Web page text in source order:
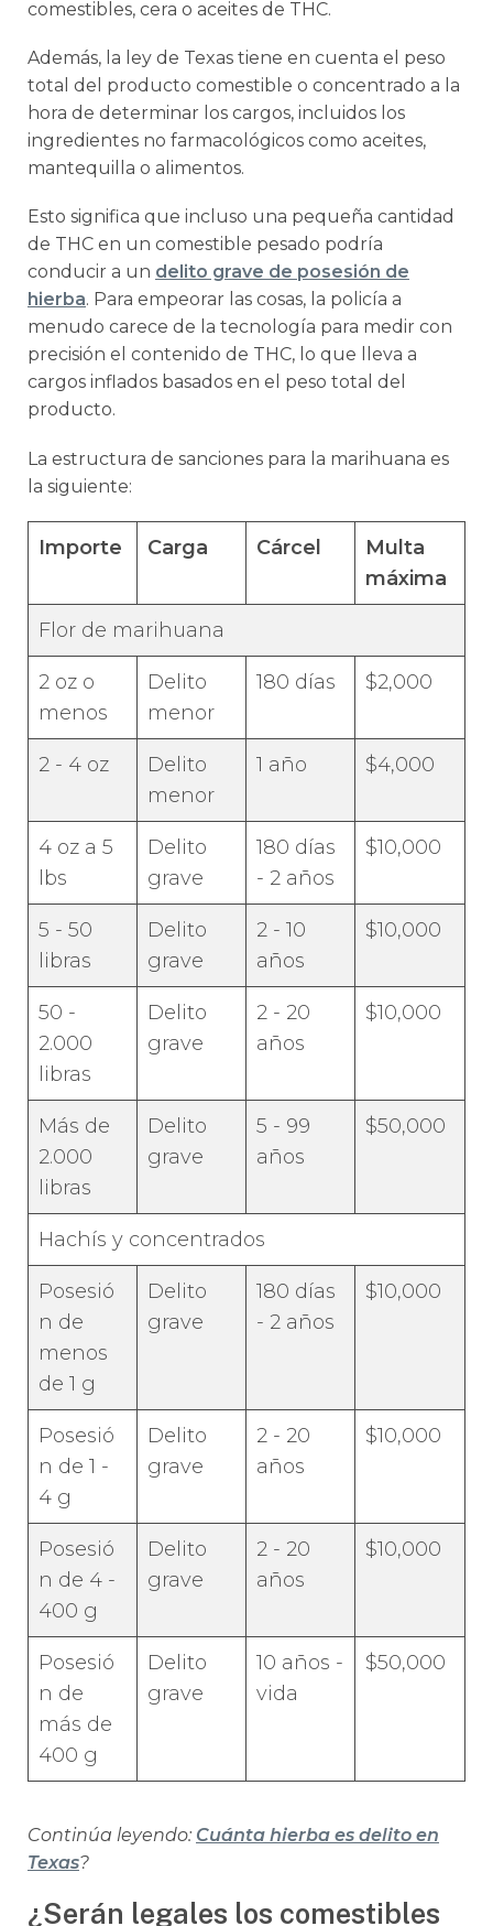
comestibles, cera o aceites de THC.
Además, la ley de Texas tiene en cuenta el peso
total del producto comestible o concentrado a la
hora de determinar los cargos, incluidos los
ingredientes no farmacológicos como aceites,
mantequilla o alimentos.
Esto significa que incluso una pequeña cantidad
de THC en un comestible pesado podría
conducir a un delito grave de posesión de
hierba. Para empeorar las cosas, la policía a
menudo carece de la tecnología para medir con
precisión el contenido de THC, lo que lleva a
cargos inflados basados en el peso total del
producto.
La estructura de sanciones para la marihuana es
la siguiente:
Importe Carga Cárcel
Multa
máxima
Flor de marihuana
2 oz o
menos
Delito
menor
180 días $2,000
2 - 4 oz
Delito
menor
1 año $4,000
4 oz a 5
lbs
Delito
grave
180 días
- 2 años
$10,000
5 - 50
libras
Delito
grave
2 - 10
años
$10,000
50 -
2.000
libras
Delito
grave
2 - 20
años
$10,000
Más de
2.000
libras
Delito
grave
5 - 99
años
$50,000
Hachís y concentrados
Posesió
n de
menos
de 1 g
Delito
grave
180 días
- 2 años
$10,000
Posesió
n de 1 -
4 g
Delito
grave
2 - 20
años
$10,000
Posesió
n de 4 -
400 g
Delito
grave
2 - 20
años
$10,000
Posesió
n de
más de
400 g
Delito
grave
10 años -
vida
$50,000
Continúa leyendo: Cuánta hierba es delito en
Texas?
¿Serán legales los comestibles